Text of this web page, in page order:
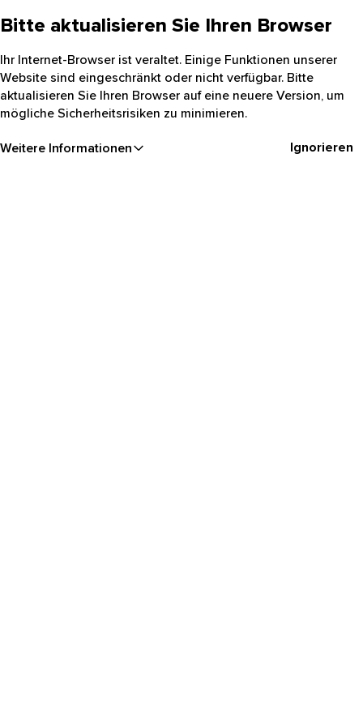
Bitte aktualisieren Sie Ihren Browser
Ihr Internet-Browser ist veraltet. Einige Funktionen unserer
Website sind eingeschränkt oder nicht verfügbar. Bitte
aktualisieren Sie Ihren Browser auf eine neuere Version, um
mögliche Sicherheitsrisiken zu minimieren.
Weitere Informationen Ignorieren